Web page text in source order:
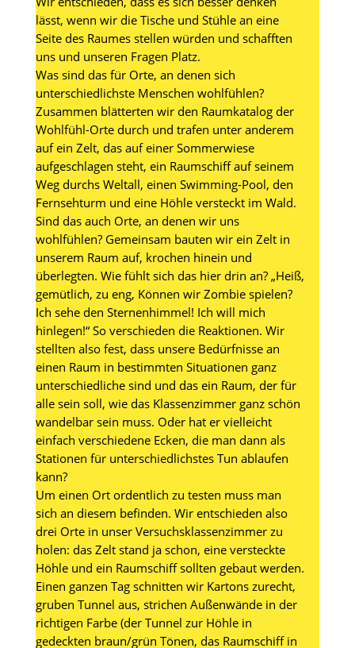
lässt, wenn wir die Tische und Stühle an eine
Seite des Raumes stellen würden und schafften
uns und unseren Fragen Platz.
Was sind das für Orte, an denen sich
unterschiedlichste Menschen wohlfühlen?
Zusammen blätterten wir den Raumkatalog der
Wohlfühl-Orte durch und trafen unter anderem
auf ein Zelt, das auf einer Sommerwiese
aufgeschlagen steht, ein Raumschiff auf seinem
Weg durchs Weltall, einen Swimming-Pool, den
Fernsehturm und eine Höhle versteckt im Wald.
Sind das auch Orte, an denen wir uns
wohlfühlen? Gemeinsam bauten wir ein Zelt in
unserem Raum auf, krochen hinein und
überlegten. Wie fühlt sich das hier drin an? „Heiß,
gemütlich, zu eng, Können wir Zombie spielen?
Ich sehe den Sternenhimmel! Ich will mich
hinlegen!“ So verschieden die Reaktionen. Wir
stellten also fest, dass unsere Bedürfnisse an
einen Raum in bestimmten Situationen ganz
unterschiedliche sind und das ein Raum, der für
alle sein soll, wie das Klassenzimmer ganz schön
wandelbar sein muss. Oder hat er vielleicht
einfach verschiedene Ecken, die man dann als
Stationen für unterschiedlichstes Tun ablaufen
kann?
Um einen Ort ordentlich zu testen muss man
sich an diesem befinden. Wir entschieden also
drei Orte in unser Versuchsklassenzimmer zu
holen: das Zelt stand ja schon, eine versteckte
Höhle und ein Raumschiff sollten gebaut werden.
Einen ganzen Tag schnitten wir Kartons zurecht,
gruben Tunnel aus, strichen Außenwände in der
richtigen Farbe (der Tunnel zur Höhle in
gedeckten braun/grün Tönen, das Raumschiff in